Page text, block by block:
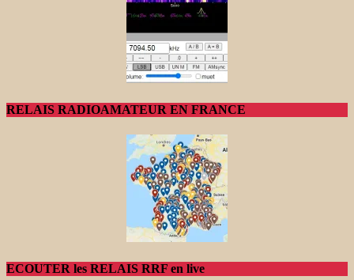
RELAIS RADIOAMATEUR EN FRANCE
ECOUTER les RELAIS RRF en live